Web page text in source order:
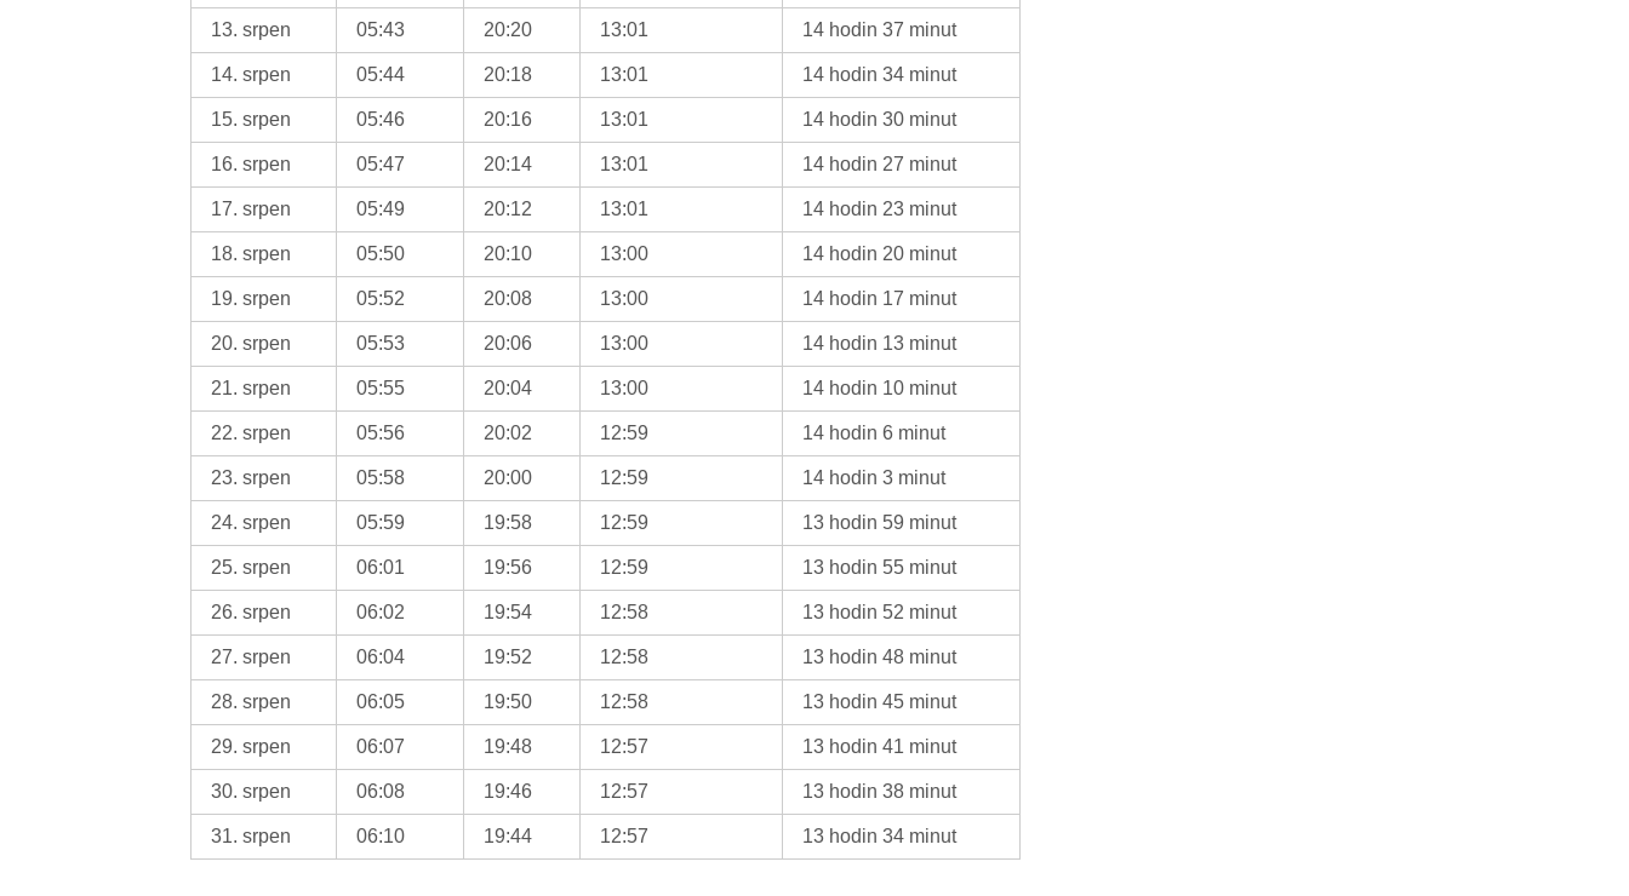
13. srpen 05:43 20:20 13:01 14 hodin 37 minut
14. srpen 05:44 20:18 13:01 14 hodin 34 minut
15. srpen 05:46 20:16 13:01 14 hodin 30 minut
16. srpen 05:47 20:14 13:01 14 hodin 27 minut
17. srpen 05:49 20:12 13:01 14 hodin 23 minut
18. srpen 05:50 20:10 13:00 14 hodin 20 minut
19. srpen 05:52 20:08 13:00 14 hodin 17 minut
20. srpen 05:53 20:06 13:00 14 hodin 13 minut
21. srpen 05:55 20:04 13:00 14 hodin 10 minut
22. srpen 05:56 20:02 12:59 14 hodin 6 minut
23. srpen 05:58 20:00 12:59 14 hodin 3 minut
24. srpen 05:59 19:58 12:59 13 hodin 59 minut
25. srpen 06:01 19:56 12:59 13 hodin 55 minut
26. srpen 06:02 19:54 12:58 13 hodin 52 minut
27. srpen 06:04 19:52 12:58 13 hodin 48 minut
28. srpen 06:05 19:50 12:58 13 hodin 45 minut
29. srpen 06:07 19:48 12:57 13 hodin 41 minut
30. srpen 06:08 19:46 12:57 13 hodin 38 minut
31. srpen 06:10 19:44 12:57 13 hodin 34 minut